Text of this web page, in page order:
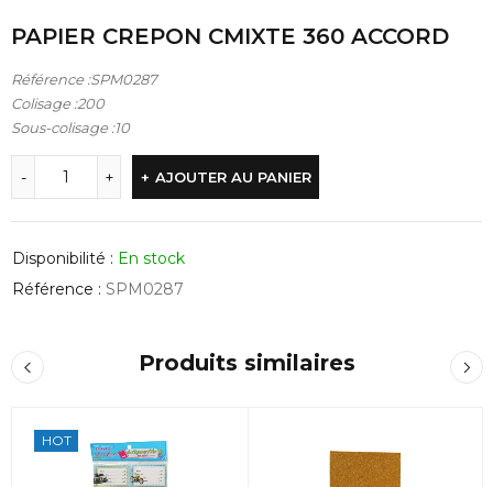
PAPIER CREPON CMIXTE 360 ACCORD
Référence :SPM0287
Colisage :200
Sous-colisage :10
AJOUTER AU PANIER
Disponibilité : En stock
Référence : SPM0287
Produits similaires
HOT